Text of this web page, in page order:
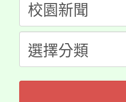
半價優惠
者。
份教師增能
大溪自造
份教師研
淨零綠生
會